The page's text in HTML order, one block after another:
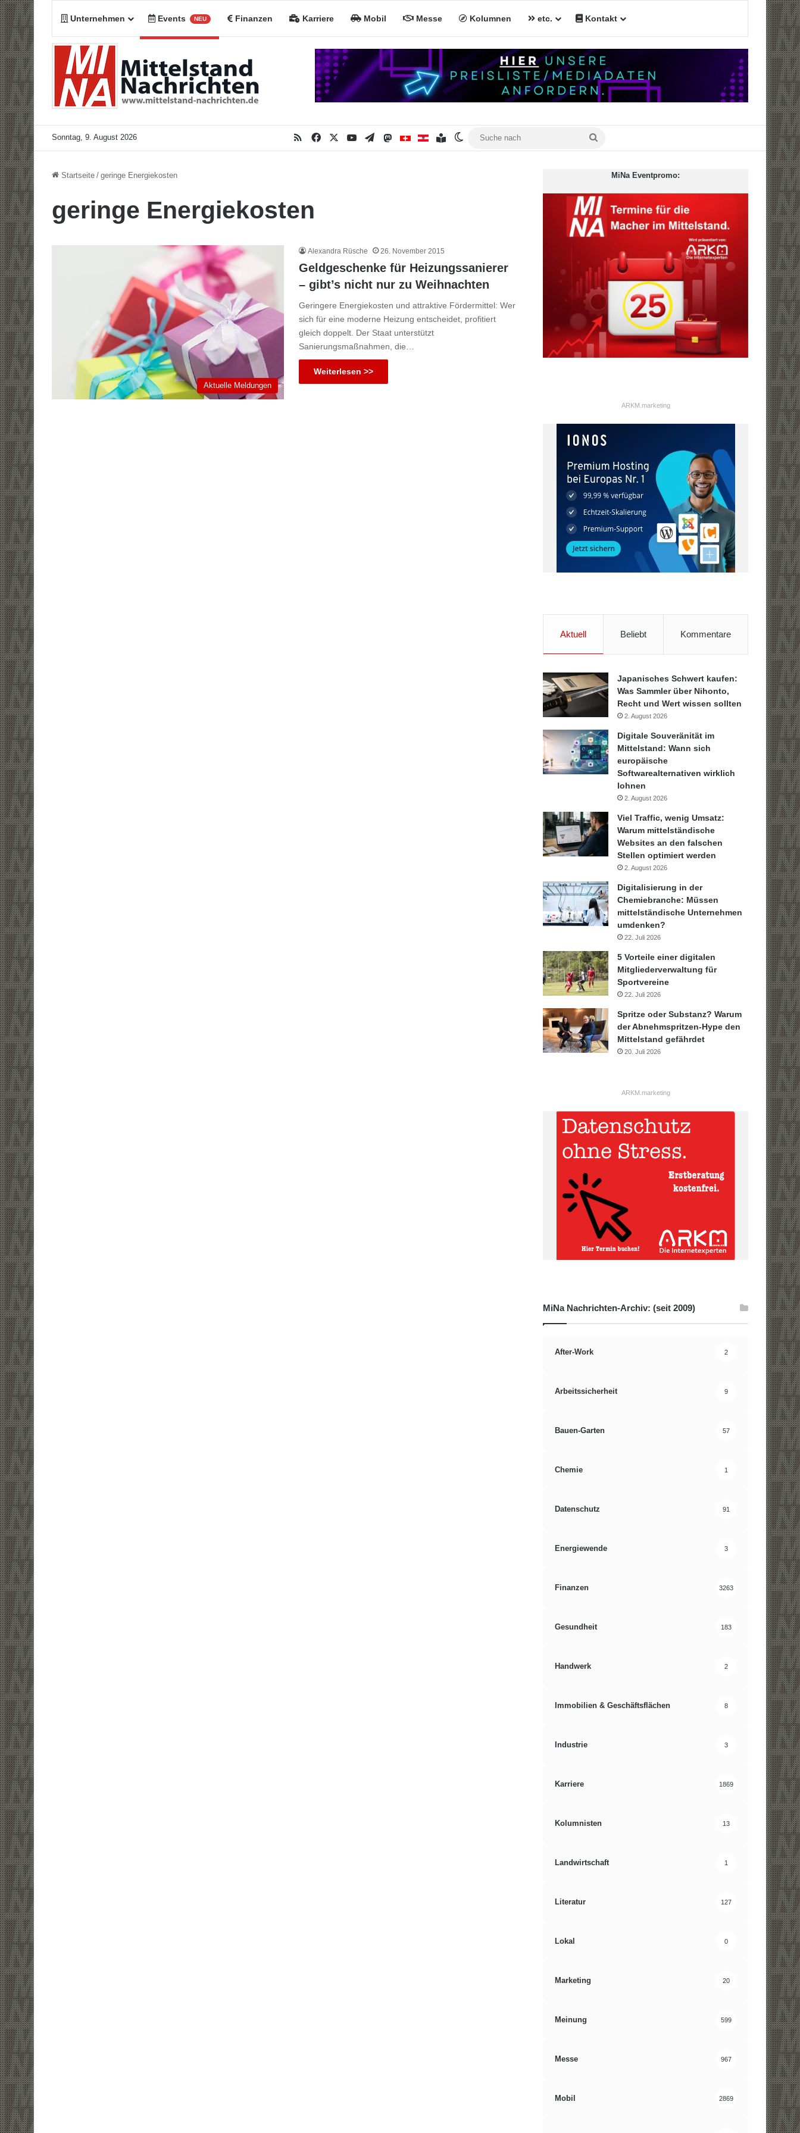
Unternehmen Events NEU Finanzen Karriere Mobil Messe Kolumnen etc. Kontakt
Sonntag, 9. August 2026 RSSFacebookYouTubeTelegramMastodonMiNa CHMiNa AT
Inhaltsverzeichnis
Skin umschalten
Startseite / geringe Energiekosten
geringe Energiekosten
Aktuelle Meldungen
Alexandra Rüsche 26. November 2015
Geldgeschenke für Heizungssanierer
– gibt’s nicht nur zu Weihnachten
Geringere Energiekosten und attraktive Fördermittel: Wer
sich für eine moderne Heizung entscheidet, profitiert
gleich doppelt. Der Staat unterstützt
Sanierungsmaßnahmen, die…
Weiterlesen >>
MiNa Eventpromo:
ARKM.marketing
Aktuell Beliebt Kommentare
Japanisches Schwert kaufen:
Was Sammler über Nihonto,
Recht und Wert wissen sollten
2. August 2026
Digitale Souveränität im
Mittelstand: Wann sich
europäische
Softwarealternativen wirklich
lohnen
2. August 2026
Viel Traffic, wenig Umsatz:
Warum mittelständische
Websites an den falschen
Stellen optimiert werden
2. August 2026
Digitalisierung in der
Chemiebranche: Müssen
mittelständische Unternehmen
umdenken?
22. Juli 2026
5 Vorteile einer digitalen
Mitgliederverwaltung für
Sportvereine
22. Juli 2026
Spritze oder Substanz? Warum
der Abnehmspritzen-Hype den
Mittelstand gefährdet
20. Juli 2026
ARKM.marketing
MiNa Nachrichten-Archiv: (seit 2009)
After-Work 2
Arbeitssicherheit 9
Bauen-Garten 57
Chemie 1
Datenschutz 91
Energiewende 3
Finanzen 3263
Gesundheit 183
Handwerk 2
Immobilien & Geschäftsflächen 8
Industrie 3
Karriere 1869
Kolumnisten 13
Landwirtschaft 1
Literatur 127
Lokal 0
Marketing 20
Meinung 599
Messe 967
Mobil 2869